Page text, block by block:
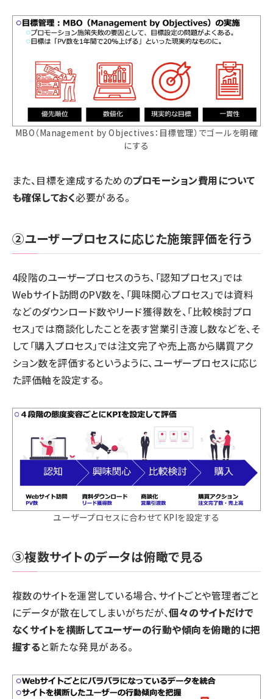
MBO（Management by Objectives：目標管理）でゴールを明確
にする
また、目標を達成するためのプロモーション費用について
も確保しておく必要がある。
②ユーザープロセスに応じた施策評価を行う
4段階のユーザープロセスのうち、「認知プロセス」では
Webサイト訪問のPV数を、「興味関心プロセス」では資料
などのダウンロード数やリード獲得数を、「比較検討プロ
セス」では商談化したことを表す営業引き渡し数などを、そ
して「購入プロセス」では注文完了や売上高から購買アク
ション数を評価するというように、ユーザープロセスに応じ
た評価軸を設定する。
ユーザープロセスに合わせてKPIを設定する
③複数サイトのデータは俯瞰で見る
複数のサイトを運営している場合、サイトごとや管理者ごと
にデータが散在してしまいがちだが、個々のサイトだけで
なくサイトを横断してユーザーの行動や傾向を俯瞰的に把
握すると新たな発見がある。